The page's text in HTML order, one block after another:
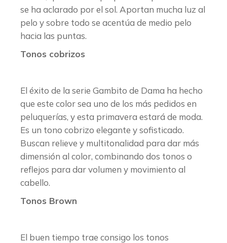
se ha aclarado por el sol. Aportan mucha luz al
pelo y sobre todo se acentúa de medio pelo
hacia las puntas.
Tonos cobrizos
El éxito de la serie Gambito de Dama ha hecho
que este color sea uno de los más pedidos en
peluquerías, y esta primavera estará de moda.
Es un tono cobrizo elegante y sofisticado.
Buscan relieve y multitonalidad para dar más
dimensión al color, combinando dos tonos o
reflejos para dar volumen y movimiento al
cabello.
Tonos Brown
El buen tiempo trae consigo los tonos